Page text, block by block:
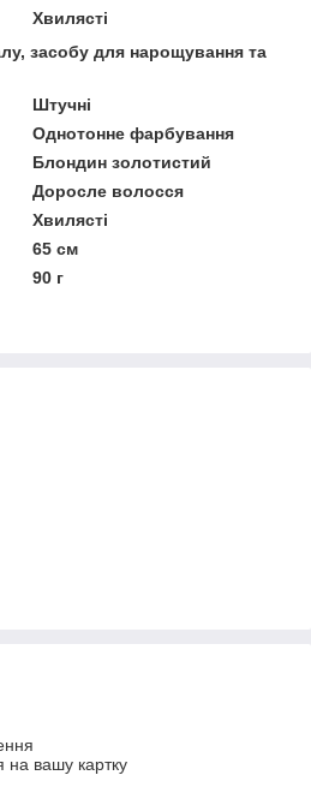
Хвилясті
засобу для нарощування та
Штучні
Однотонне фарбування
Блондин золотистий
Доросле волосся
Хвилясті
65 см
90 г
на вашу картку